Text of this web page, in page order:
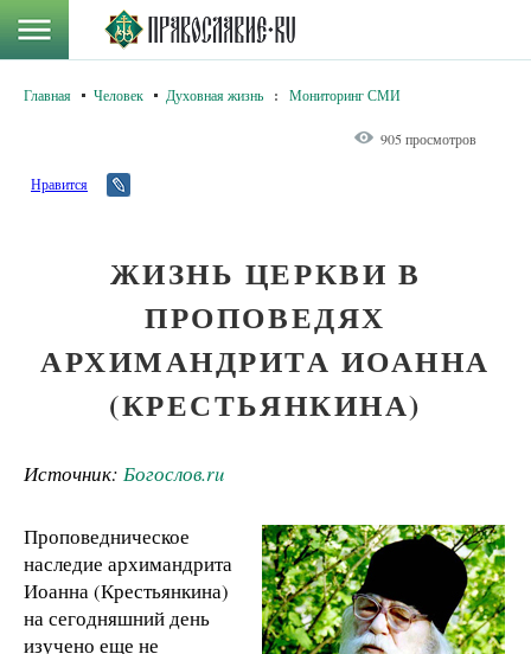
Главная Человек Духовная жизнь : Мониторинг СМИ
905 просмотров
Нравится
ЖИЗНЬ ЦЕРКВИ В
ПРОПОВЕДЯХ
АРХИМАНДРИТА ИОАННА
(КРЕСТЬЯНКИНА)
Источник: Богослов.ru
Проповедническое
наследие архимандрита
Иоанна (Крестьянкина)
на сегодняшний день
изучено еще не